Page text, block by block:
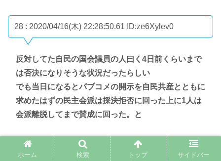
28 : 2020/04/16(木) 22:28:50.61 ID:ze6Xylev0
反対してた自民の国会議員の人曰く4日前くらいまで
は否決になりそうな状況だったらしい
でも当日になるとパブコメの開示を自民共産とともに
求めたはずの民主会派は採決拒否に回った上に1人は
会派離脱してまで賛成に回った。と
ホーム 検索 トップ サイドバー